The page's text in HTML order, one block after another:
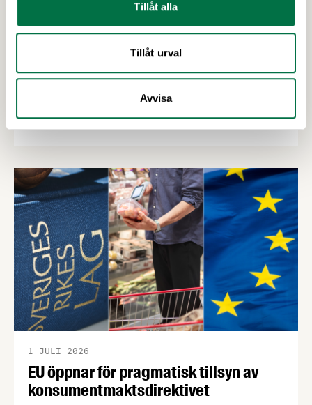
Tillåt alla
Tillåt urval
Avvisa
med fokus på försörjning
I höst öppnar Formas två utlysningar inom det
nationella forskningsprogrammet för livsmedel,
en motståndskraftig livsmedelsförsörjning", och
båda syftar till att bana väg för innovationer som
stärker Sveriges livsmedelsförsörjning.
EU öppnar för pragmatisk tillsyn av
konsumentmaktsdirektivet
1 JULI 2026